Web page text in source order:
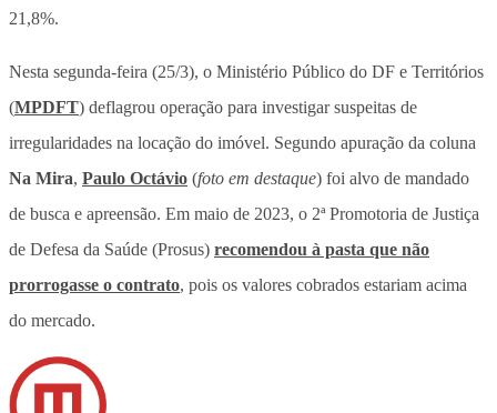
21,8%.
Nesta segunda-feira (25/3), o Ministério Público do DF e Territórios
(MPDFT) deflagrou operação para investigar suspeitas de
irregularidades na locação do imóvel. Segundo apuração da coluna
Na Mira, Paulo Octávio (foto em destaque) foi alvo de mandado
de busca e apreensão. Em maio de 2023, o 2ª Promotoria de Justiça
de Defesa da Saúde (Prosus) recomendou à pasta que não
prorrogasse o contrato, pois os valores cobrados estariam acima
do mercado.